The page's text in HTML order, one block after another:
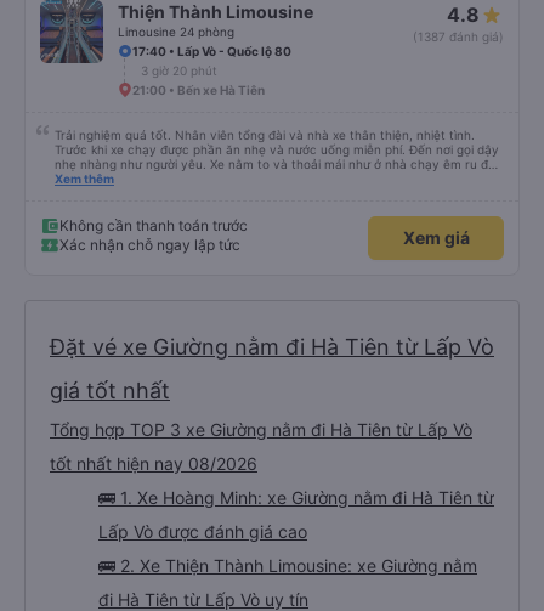
Thiện Thành Limousine
Limousine 24 phòng
4.8
(1387 đánh giá)
17:40 • Lấp Vò - Quốc lộ 80
3 giờ 20 phút
21:00 • Bến xe Hà Tiên
Trải nghiệm quá tốt. Nhân viên tổng đài và nhà xe thân thiện, nhiệt tình.
Trước khi xe chạy được phần ăn nhẹ và nước uống miễn phí. Đến nơi gọi dậy
nhẹ nhàng như người yêu. Xe nằm to và thoải mái như ở nhà chạy êm ru đến
nơi lúc nào không hay luôn. I had very good experience with this bus
woke us up as they were waking up up their lovers. If you are foreigners and
planning to take this bus, please don’t hesitate as the seats are big and
comfortable enough for you to sleep on.
Xem thêm
Không cần thanh toán trước
Xác nhận chỗ ngay lập tức
Xem giá
Đặt vé xe Giường nằm đi Hà Tiên từ Lấp Vò
giá tốt nhất
Tổng hợp TOP 3 xe Giường nằm đi Hà Tiên từ Lấp Vò
tốt nhất hiện nay 08/2026
🚌 1. Xe Hoàng Minh: xe Giường nằm đi Hà Tiên từ
Lấp Vò được đánh giá cao
🚌 2. Xe Thiện Thành Limousine: xe Giường nằm
đi Hà Tiên từ Lấp Vò uy tín